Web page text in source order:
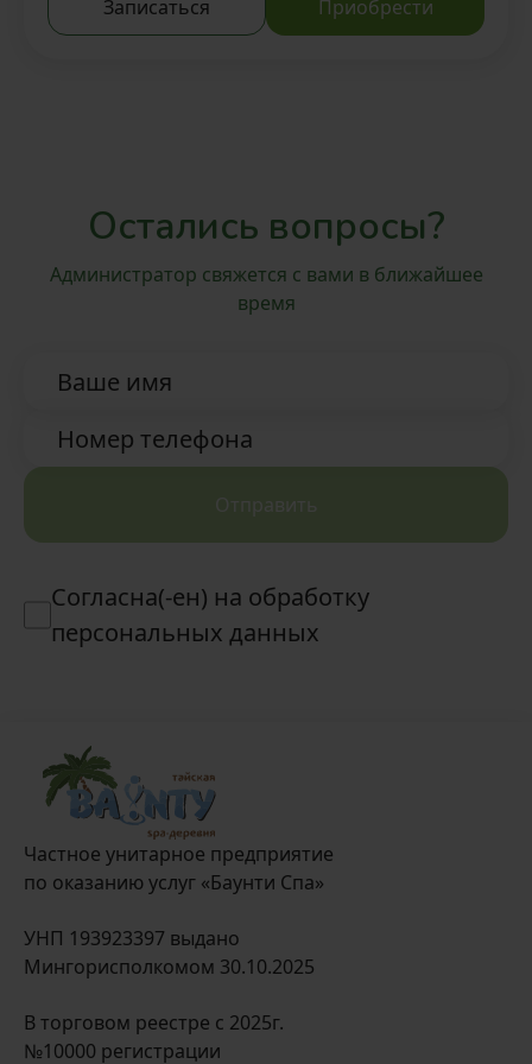
Традиционный тайский oil-
Записаться
Приобрести
Остались вопросы?
Администратор свяжется с вами в ближайшее
время
Ваше имя
Номер телефона
Отправить
Согласна(-ен) на обработку
персональных данных
Частное унитарное предприятие
по оказанию услуг «Баунти Спа»
УНП 193923397 выдано
Мингорисполкомом 30.10.2025
В торговом реестре с 2025г.
№10000 регистрации